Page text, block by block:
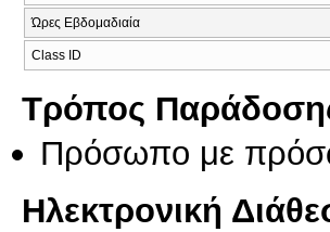
Ώρες Εβδομαδιαία
Class ID
Τρόπος
Πρόσωπο με
Ηλεκτρονική